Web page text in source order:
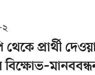
২
প্রার্থী